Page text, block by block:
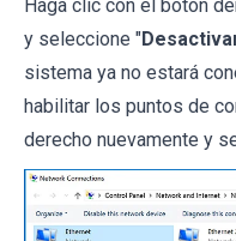
Haga clic con el botón
y seleccione "
sistema ya no estará
habilitar los puntos de
derecho nuevamente y